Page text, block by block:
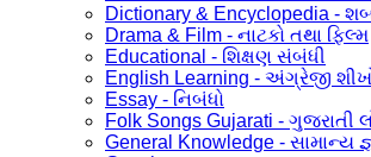
Dictionary & Encyclopedia -
Drama & Film - નાટકો તથા ફિલ્મ
Educational - શિક્ષણ સંબંધી
English Learning - અંગ્રેજી
Essay - નિબંધો
Folk Songs Gujarati - ગુજરાતી
General Knowledge - સામાન્ય